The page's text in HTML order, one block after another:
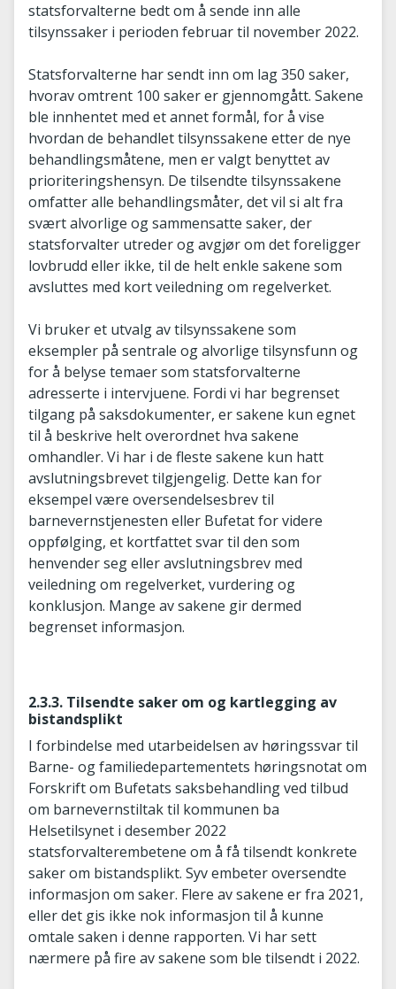
statsforvalterne bedt om å sende inn alle
tilsynssaker i perioden februar til november 2022.
Statsforvalterne har sendt inn om lag 350 saker,
hvorav omtrent 100 saker er gjennomgått. Sakene
ble innhentet med et annet formål, for å vise
hvordan de behandlet tilsynssakene etter de nye
behandlingsmåtene, men er valgt benyttet av
prioriteringshensyn. De tilsendte tilsynssakene
omfatter alle behandlingsmåter, det vil si alt fra
svært alvorlige og sammensatte saker, der
statsforvalter utreder og avgjør om det foreligger
lovbrudd eller ikke, til de helt enkle sakene som
avsluttes med kort veiledning om regelverket.
Vi bruker et utvalg av tilsynssakene som
eksempler på sentrale og alvorlige tilsynsfunn og
for å belyse temaer som statsforvalterne
adresserte i intervjuene. Fordi vi har begrenset
tilgang på saksdokumenter, er sakene kun egnet
til å beskrive helt overordnet hva sakene
omhandler. Vi har i de fleste sakene kun hatt
avslutningsbrevet tilgjengelig. Dette kan for
eksempel være oversendelsesbrev til
barnevernstjenesten eller Bufetat for videre
oppfølging, et kortfattet svar til den som
henvender seg eller avslutningsbrev med
veiledning om regelverket, vurdering og
konklusjon. Mange av sakene gir dermed
begrenset informasjon.
2.3.3. Tilsendte saker om og kartlegging av
bistandsplikt
I forbindelse med utarbeidelsen av høringssvar til
Barne- og familiedepartementets høringsnotat om
Forskrift om Bufetats saksbehandling ved tilbud
om barnevernstiltak til kommunen ba
Helsetilsynet i desember 2022
statsforvalterembetene om å få tilsendt konkrete
saker om bistandsplikt. Syv embeter oversendte
informasjon om saker. Flere av sakene er fra 2021,
eller det gis ikke nok informasjon til å kunne
omtale saken i denne rapporten. Vi har sett
nærmere på fire av sakene som ble tilsendt i 2022.